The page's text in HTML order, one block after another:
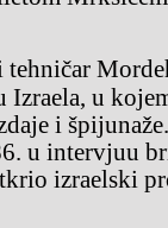
Izraela, u
i
u intervjuu
izraelski